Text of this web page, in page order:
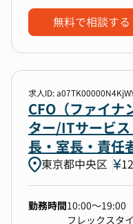
ト
・資金調達（
・事業計画に
経営管理
・M&Aや資本
めの戦略策定
・上場準備お
国内市場につ
するアドバイ
- PEファン
無料で相談する
求人ID:
CFO（ファイナ
ター/ITサービ
長・室長・責任
東京都中央区
勤務時間10:00～19:00
フレックスタ